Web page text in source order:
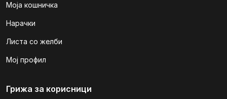
Моја кошничка
Нарачки
Листа со желби
Мој профил
Грижа за корисници